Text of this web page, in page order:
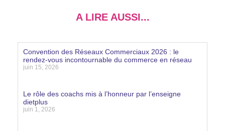
A LIRE AUSSI...
Convention des Réseaux Commerciaux 2026 : le
rendez-vous incontournable du commerce en réseau
juin 15, 2026
Le rôle des coachs mis à l’honneur par l’enseigne
dietplus
juin 1, 2026